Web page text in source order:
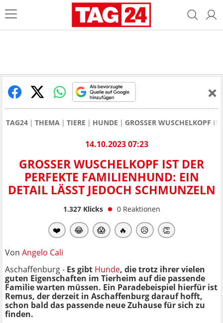
TAG24 THEMA TIERE HUNDE GROSSER WUSCHELKOPF
14.10.2023 07:23
GROSSER WUSCHELKOPF IST DER P
ERFEKTE FAMILIENHUND: EIN D
ETAIL LÄSST JEDOCH SCHMUNZELN
1.327Klicks 0 Reaktionen
❤️ 😂 😱 🔥 😥 👏
Von Angelo Cali
Aschaffenburg - Es gibt Hunde, die trotz ihrer vielen
guten Eigenschaften im Tierheim auf die passende
Familie warten müssen. Ein Paradebeispiel hierfür ist
Remus, der derzeit in Aschaffenburg darauf hofft,
schon bald das passende neue Zuhause für sich zu
finden.